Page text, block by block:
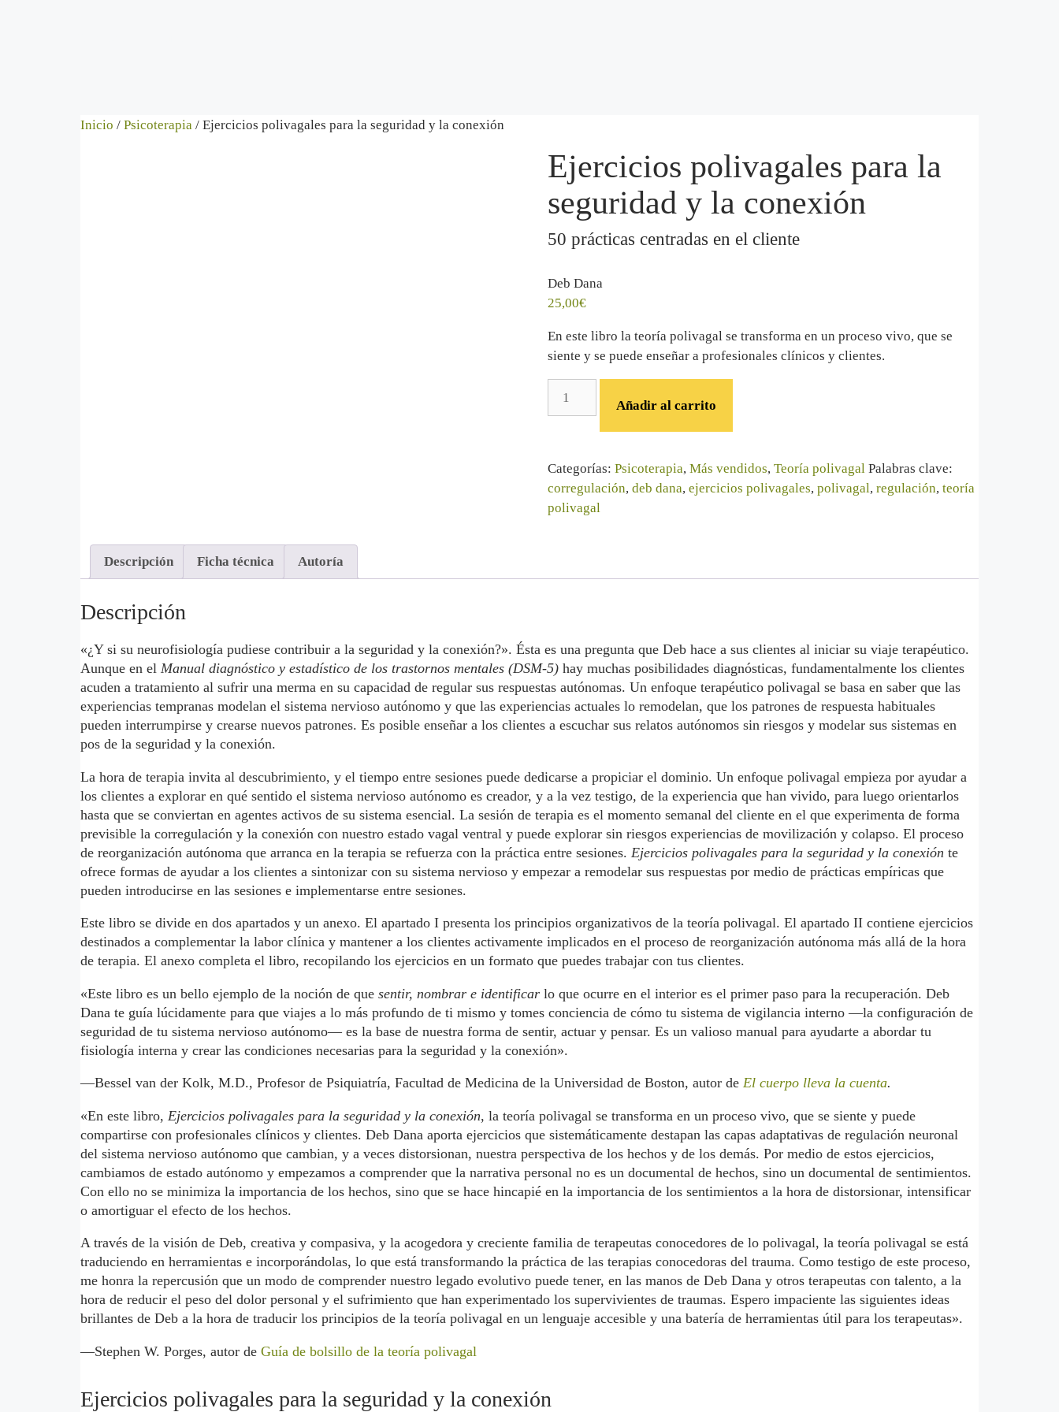
Inicio / Psicoterapia / Ejercicios polivagales para la seguridad y la conexión
Ejercicios polivagales para la
seguridad y la conexión
50 prácticas centradas en el cliente
Deb Dana
25,00€
En este libro la teoría polivagal se transforma en un proceso vivo, que se
siente y se puede enseñar a profesionales clínicos y clientes.
Añadir al carrito
Categorías: Psicoterapia, Más vendidos, Teoría polivagal Palabras clave:
corregulación, deb dana, ejercicios polivagales, polivagal, regulación, teoría
polivagal
Descripción Ficha técnica Autoría
Descripción
«¿Y si su neurofisiología pudiese contribuir a la seguridad y la conexión?». Ésta es una pregunta que Deb hace a sus clientes al iniciar su viaje terapéutico.
Aunque en el Manual diagnóstico y estadístico de los trastornos mentales (DSM-5) hay muchas posibilidades diagnósticas, fundamentalmente los clientes
acuden a tratamiento al sufrir una merma en su capacidad de regular sus respuestas autónomas. Un enfoque terapéutico polivagal se basa en saber que las
experiencias tempranas modelan el sistema nervioso autónomo y que las experiencias actuales lo remodelan, que los patrones de respuesta habituales
pueden interrumpirse y crearse nuevos patrones. Es posible enseñar a los clientes a escuchar sus relatos autónomos sin riesgos y modelar sus sistemas en
pos de la seguridad y la conexión.
La hora de terapia invita al descubrimiento, y el tiempo entre sesiones puede dedicarse a propiciar el dominio. Un enfoque polivagal empieza por ayudar a
los clientes a explorar en qué sentido el sistema nervioso autónomo es creador, y a la vez testigo, de la experiencia que han vivido, para luego orientarlos
hasta que se conviertan en agentes activos de su sistema esencial. La sesión de terapia es el momento semanal del cliente en el que experimenta de forma
previsible la corregulación y la conexión con nuestro estado vagal ventral y puede explorar sin riesgos experiencias de movilización y colapso. El proceso
de reorganización autónoma que arranca en la terapia se refuerza con la práctica entre sesiones. Ejercicios polivagales para la seguridad y la conexión te
ofrece formas de ayudar a los clientes a sintonizar con su sistema nervioso y empezar a remodelar sus respuestas por medio de prácticas empíricas que
pueden introducirse en las sesiones e implementarse entre sesiones.
Este libro se divide en dos apartados y un anexo. El apartado I presenta los principios organizativos de la teoría polivagal. El apartado II contiene ejercicios
destinados a complementar la labor clínica y mantener a los clientes activamente implicados en el proceso de reorganización autónoma más allá de la hora
de terapia. El anexo completa el libro, recopilando los ejercicios en un formato que puedes trabajar con tus clientes.
«Este libro es un bello ejemplo de la noción de que sentir, nombrar e identificar lo que ocurre en el interior es el primer paso para la recuperación. Deb
Dana te guía lúcidamente para que viajes a lo más profundo de ti mismo y tomes conciencia de cómo tu sistema de vigilancia interno —la configuración de
seguridad de tu sistema nervioso autónomo— es la base de nuestra forma de sentir, actuar y pensar. Es un valioso manual para ayudarte a abordar tu
fisiología interna y crear las condiciones necesarias para la seguridad y la conexión».
—Bessel van der Kolk, M.D., Profesor de Psiquiatría, Facultad de Medicina de la Universidad de Boston, autor de El cuerpo lleva la cuenta.
«En este libro, Ejercicios polivagales para la seguridad y la conexión, la teoría polivagal se transforma en un proceso vivo, que se siente y puede
compartirse con profesionales clínicos y clientes. Deb Dana aporta ejercicios que sistemáticamente destapan las capas adaptativas de regulación neuronal
del sistema nervioso autónomo que cambian, y a veces distorsionan, nuestra perspectiva de los hechos y de los demás. Por medio de estos ejercicios,
cambiamos de estado autónomo y empezamos a comprender que la narrativa personal no es un documental de hechos, sino un documental de sentimientos.
Con ello no se minimiza la importancia de los hechos, sino que se hace hincapié en la importancia de los sentimientos a la hora de distorsionar, intensificar
o amortiguar el efecto de los hechos.
A través de la visión de Deb, creativa y compasiva, y la acogedora y creciente familia de terapeutas conocedores de lo polivagal, la teoría polivagal se está
traduciendo en herramientas e incorporándolas, lo que está transformando la práctica de las terapias conocedoras del trauma. Como testigo de este proceso,
me honra la repercusión que un modo de comprender nuestro legado evolutivo puede tener, en las manos de Deb Dana y otros terapeutas con talento, a la
hora de reducir el peso del dolor personal y el sufrimiento que han experimentado los supervivientes de traumas. Espero impaciente las siguientes ideas
brillantes de Deb a la hora de traducir los principios de la teoría polivagal en un lenguaje accesible y una batería de herramientas útil para los terapeutas».
—Stephen W. Porges, autor de Guía de bolsillo de la teoría polivagal
Ejercicios polivagales para la seguridad y la conexión